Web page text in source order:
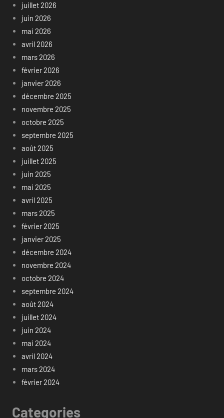
juillet 2026
juin 2026
mai 2026
avril 2026
mars 2026
février 2026
janvier 2026
décembre 2025
novembre 2025
octobre 2025
septembre 2025
août 2025
juillet 2025
juin 2025
mai 2025
avril 2025
mars 2025
février 2025
janvier 2025
décembre 2024
novembre 2024
octobre 2024
septembre 2024
août 2024
juillet 2024
juin 2024
mai 2024
avril 2024
mars 2024
février 2024
Categories